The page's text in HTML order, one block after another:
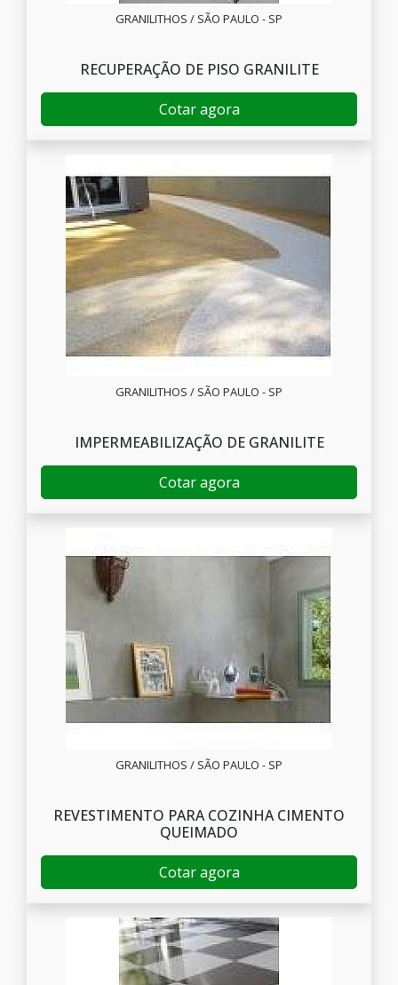
GRANILITHOS / SÃO PAULO - SP
RECUPERAÇÃO DE PISO GRANILITE
Cotar agora
GRANILITHOS / SÃO PAULO - SP
IMPERMEABILIZAÇÃO DE GRANILITE
Cotar agora
GRANILITHOS / SÃO PAULO - SP
REVESTIMENTO PARA COZINHA CIMENTO
QUEIMADO
Cotar agora